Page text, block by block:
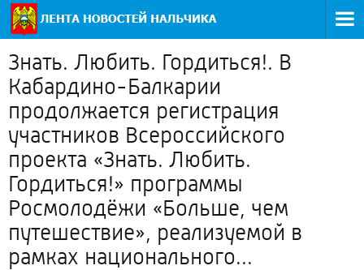
Знать. Любить. Гордиться!. В
Кабардино-Балкарии
продолжается регистрация
участников Всероссийского
проекта «Знать. Любить.
Гордиться!» программы
Росмолодёжи «Больше, чем
путешествие», реализуемой в
рамках национального...